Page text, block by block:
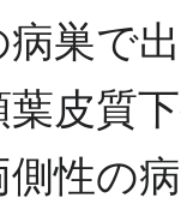
病巣で
葉皮質
側性の